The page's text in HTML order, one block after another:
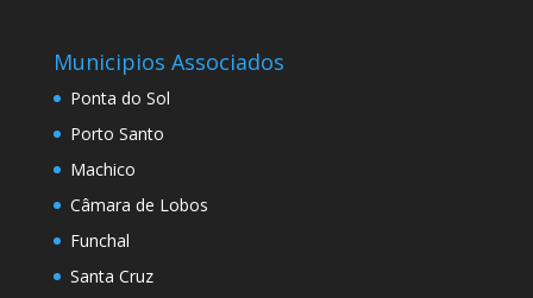
Municipios Associados
Ponta do Sol
Porto Santo
Machico
Câmara de Lobos
Funchal
Santa Cruz